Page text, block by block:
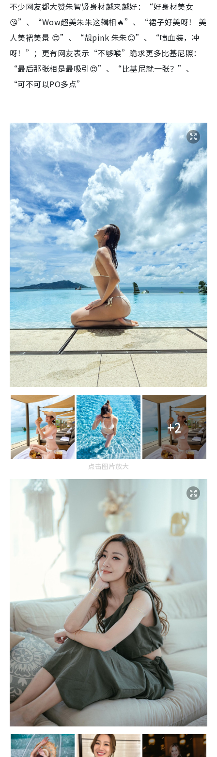
不少网友都大赞朱智贤身材越来越好：“好身材美女
😘”、“Wow超美朱朱这辑相🔥”、“裙子好美呀！ 美
人美裙美景 😍”、“靓pink 朱朱😊”、“喷血装，冲
呀！”；更有网友表示“不够喉”跪求更多比基尼照：
“最后那张相是最吸引😍”、“比基尼就一张？”、
“可不可以PO多点”
+2
点击图片放大